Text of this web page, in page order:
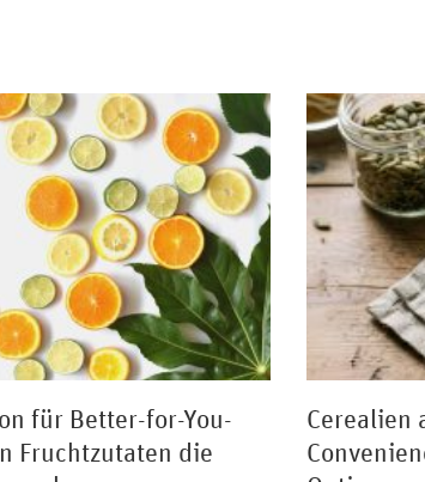
für Better-for-You-
Fruchtzutaten die
Cerealien